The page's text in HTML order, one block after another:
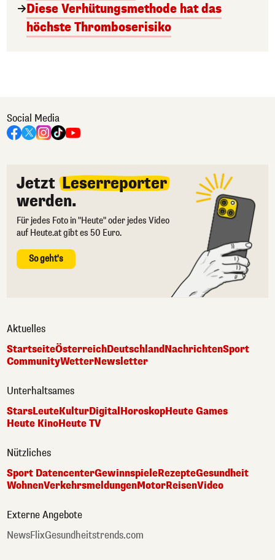
Diese Verhütungsmethode hat das
höchste Thromboserisiko
Social Media
Jetzt Leserreporter
werden.
Für jedes Foto in "Heute" oder jedes Video
auf Heute.at gibt es 50 Euro.
So geht's
Aktuelles
StartseiteÖsterreichDeutschlandNachrichtenSport
CommunityWetterNewsletter
Unterhaltsames
StarsLeuteKulturDigital HoroskopHeute Games
Heute KinoHeute TV
Nützliches
Sport DatencenterGewinnspieleRezepteGesundheit
WohnenVerkehrsmeldungenMotorReisenVideo
Externe Angebote
NewsFlixGesundheitstrends.com